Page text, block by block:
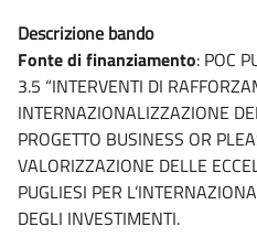
Descrizione bando
Fonte di finanziamento: POC
3.5 “INTERVENTI DI
INTERNAZIONALIZZAZIONE DEI
PROGETTO BUSINESS OR
VALORIZZAZIONE DELLE
PUGLIESI PER
DEGLI INVESTIMENTI.